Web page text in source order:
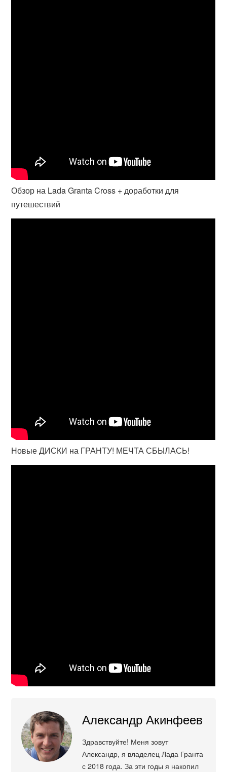
Обзор на Lada Granta Cross + доработки для
путешествий
Новые ДИСКИ на ГРАНТУ! МЕЧТА СБЫЛАСЬ!
Александр Акинфеев
Здравствуйте! Меня зовут
Александр, я владелец Лада Гранта
с 2018 года. За эти годы я накопил